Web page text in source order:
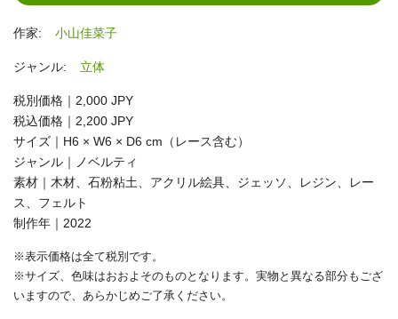
作家: 小山佳菜子
ジャンル: 立体
税別価格｜2,000 JPY
税込価格｜2,200 JPY
サイズ｜H6 × W6 × D6 cm（レース含む）
ジャンル｜ノベルティ
素材｜木材、石粉粘土、アクリル絵具、ジェッソ、レジン、レー
ス、フェルト
制作年｜2022
※表示価格は全て税別です。
※サイズ、色味はおおよそのものとなります。実物と異なる部分もござ
いますので、あらかじめご了承ください。